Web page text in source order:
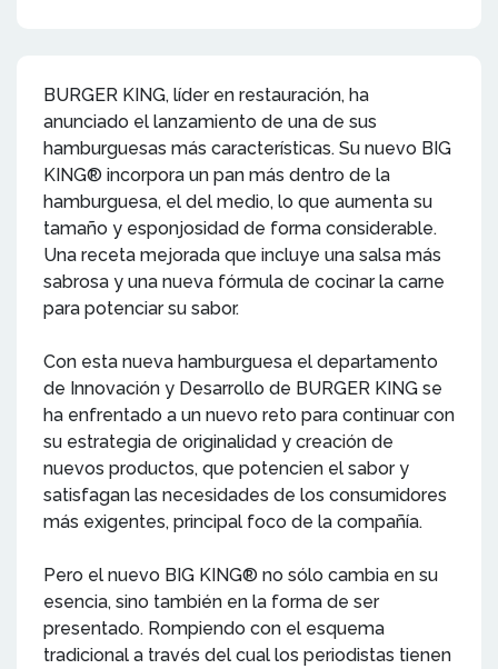
BURGER KING, líder en restauración, ha
anunciado el lanzamiento de una de sus
hamburguesas más características. Su nuevo BIG
KING® incorpora un pan más dentro de la
hamburguesa, el del medio, lo que aumenta su
tamaño y esponjosidad de forma considerable.
Una receta mejorada que incluye una salsa más
sabrosa y una nueva fórmula de cocinar la carne
para potenciar su sabor.
Con esta nueva hamburguesa el departamento
de Innovación y Desarrollo de BURGER KING se
ha enfrentado a un nuevo reto para continuar con
su estrategia de originalidad y creación de
nuevos productos, que potencien el sabor y
satisfagan las necesidades de los consumidores
más exigentes, principal foco de la compañía.
Pero el nuevo BIG KING® no sólo cambia en su
esencia, sino también en la forma de ser
presentado. Rompiendo con el esquema
tradicional a través del cual los periodistas tienen